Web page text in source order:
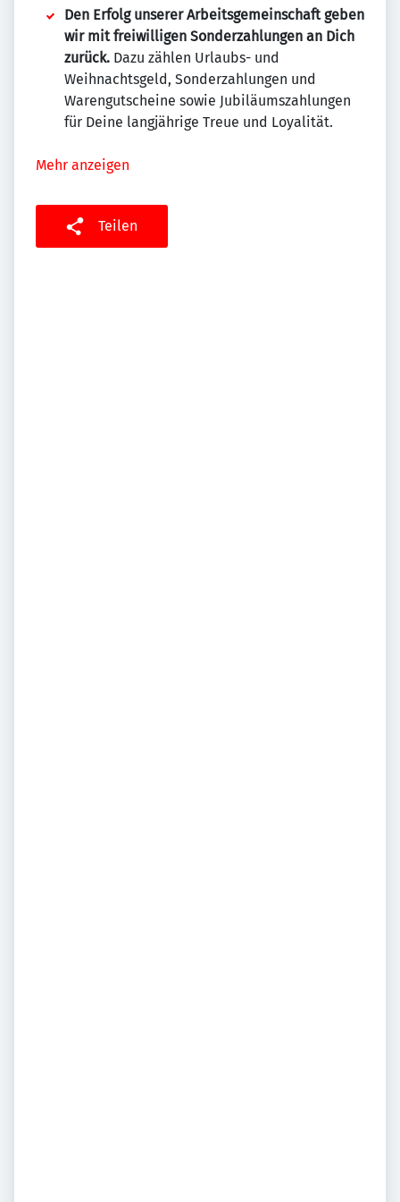
Den Erfolg unserer Arbeitsgemeinschaft geben
wir mit freiwilligen Sonderzahlungen an Dich
zurück. Dazu zählen Urlaubs- und
Weihnachtsgeld, Sonderzahlungen und
Warengutscheine sowie Jubiläumszahlungen
für Deine langjährige Treue und Loyalität.
Mehr anzeigen
Teilen